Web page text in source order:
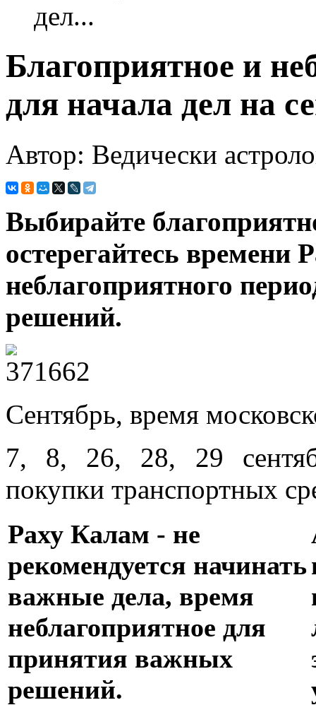
дел...
Благоприятное и
для начала дел на
Автор: Ведически
Выбирайте
остерегайтесь времени
неблагоприятного
решений.
Сентябрь, время
7, 8, 26, 28, 29
покупки транспортных
Раху Калам - не
рекомендуется начинать
важные дела, время
неблагоприятное для
принятия важных
решений.